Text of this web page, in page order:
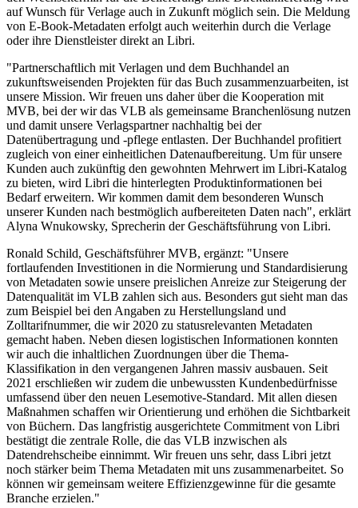
auf Wunsch für Verlage auch in Zukunft möglich sein. Die Meldung
von E-Book-Metadaten erfolgt auch weiterhin durch die Verlage
oder ihre Dienstleister direkt an Libri.
"Partnerschaftlich mit Verlagen und dem Buchhandel an
zukunftsweisenden Projekten für das Buch zusammenzuarbeiten, ist
unsere Mission. Wir freuen uns daher über die Kooperation mit
MVB, bei der wir das VLB als gemeinsame Branchenlösung nutzen
und damit unsere Verlagspartner nachhaltig bei der
Datenübertragung und -pflege entlasten. Der Buchhandel profitiert
zugleich von einer einheitlichen Datenaufbereitung. Um für unsere
Kunden auch zukünftig den gewohnten Mehrwert im Libri-Katalog
zu bieten, wird Libri die hinterlegten Produktinformationen bei
Bedarf erweitern. Wir kommen damit dem besonderen Wunsch
unserer Kunden nach bestmöglich aufbereiteten Daten nach", erklärt
Alyna Wnukowsky, Sprecherin der Geschäftsführung von Libri.
Ronald Schild, Geschäftsführer MVB, ergänzt: "Unsere
fortlaufenden Investitionen in die Normierung und Standardisierung
von Metadaten sowie unsere preislichen Anreize zur Steigerung der
Datenqualität im VLB zahlen sich aus. Besonders gut sieht man das
zum Beispiel bei den Angaben zu Herstellungsland und
Zolltarifnummer, die wir 2020 zu statusrelevanten Metadaten
gemacht haben. Neben diesen logistischen Informationen konnten
wir auch die inhaltlichen Zuordnungen über die Thema-
Klassifikation in den vergangenen Jahren massiv ausbauen. Seit
2021 erschließen wir zudem die unbewussten Kundenbedürfnisse
umfassend über den neuen Lesemotive-Standard. Mit allen diesen
Maßnahmen schaffen wir Orientierung und erhöhen die Sichtbarkeit
von Büchern. Das langfristig ausgerichtete Commitment von Libri
bestätigt die zentrale Rolle, die das VLB inzwischen als
Datendrehscheibe einnimmt. Wir freuen uns sehr, dass Libri jetzt
noch stärker beim Thema Metadaten mit uns zusammenarbeitet. So
können wir gemeinsam weitere Effizienzgewinne für die gesamte
Branche erzielen."